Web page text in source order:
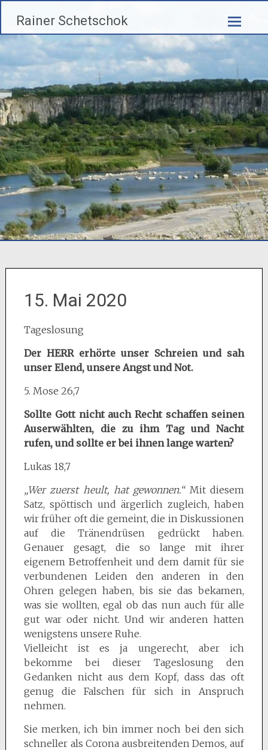
Inhalt
springen
Rainer Schetschok
15. Mai 2020
Tageslosung
Der HERR erhörte unser Schreien und sah
unser Elend, unsere Angst und Not.
5. Mose 26,7
Sollte Gott nicht auch Recht schaffen seinen
Auserwählten, die zu ihm Tag und Nacht
rufen, und sollte er bei ihnen lange warten?
Lukas 18,7
„Wer zuerst heult, hat gewonnen.“Mit diesem
Satz, spöttisch und ärgerlich zugleich, haben
wir früher oft die gemeint, die in Diskussionen
auf die Tränendrüsen gedrückt haben.
Genauer gesagt, die so lange mit ihrer
eigenem Betroffenheit und dem damit für sie
verbundenen Leiden den anderen in den
Ohren gelegen haben, bis sie das bekamen,
was sie wollten, egal ob das nun auch für alle
gut war oder nicht. Und wir anderen hatten
wenigstens unsere Ruhe.
Vielleicht ist es ja ungerecht, aber ich
bekomme bei dieser Tageslosung den
Gedanken nicht aus dem Kopf, dass das oft
genug die Falschen für sich in Anspruch
nehmen.
Sie merken, ich bin immer noch bei den sich
schneller als Corona ausbreitenden Demos, auf